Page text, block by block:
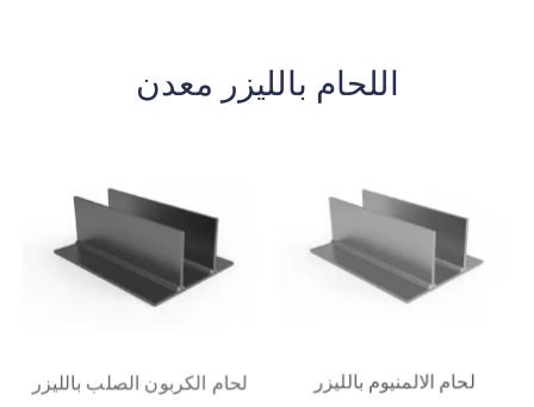
اللحام بالليزر معدن
لحام الالمنيوم بالليزر لحام الكربون الصلب بالليزر